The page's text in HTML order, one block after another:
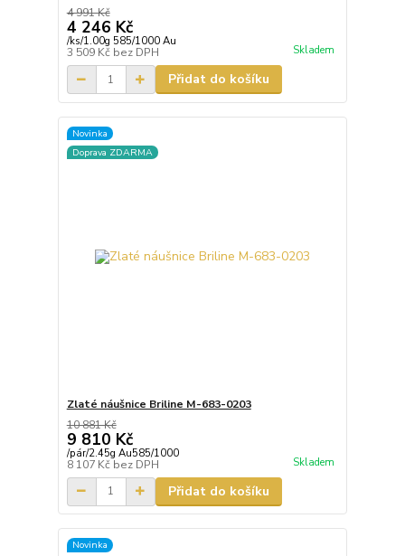
4 991 Kč
4 246 Kč
/ks/1.00g 585/1000 Au
3 509 Kč bez DPH Skladem
Přidat do košíku
Novinka
Doprava ZDARMA
Zlaté náušnice Briline M-683-0203
10 881 Kč
9 810 Kč
/pár/2.45g Au585/1000
8 107 Kč bez DPH Skladem
Přidat do košíku
Novinka